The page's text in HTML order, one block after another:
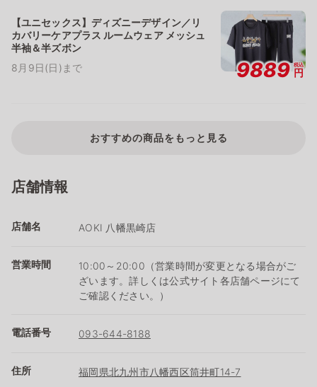
【ユニセックス】ディズニーデザイン／リ
カバリーケアプラス ルームウェア メッシュ
半袖＆半ズボン
8月9日(日)まで
9889 税込
円
おすすめの商品をもっと見る
店舗情報
店舗名 AOKI 八幡黒崎店
営業時間
10:00～20:00（営業時間が変更となる場合がご
ざいます。詳しくは公式サイト各店舗ページにて
ご確認ください。）
電話番号 093-644-8188
住所 福岡県北九州市八幡西区筒井町14-7